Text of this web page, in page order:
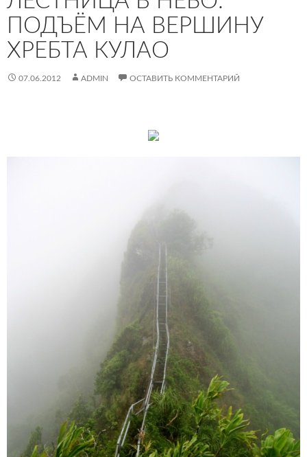
ПОДЪЁМ НА ВЕРШИНУ
ХРЕБТА КУЛАО
07.06.2012 ADMIN ОСТАВИТЬ КОММЕНТАРИЙ